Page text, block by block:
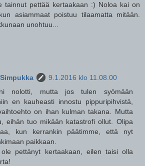
tainnut pettää kertaakaan :) Noloa kai on
asiammaat poistuu tilaamatta mitään.
unohtuu...
9.1.2016 klo 11.08.00
nolotti, mutta jos tulen syömään
en kauheasti innostu pippuripihvistä,
on ihan kulman takana. Mutta
eihän tuo mikään katastrofi ollut. Olipa
kun kerrankin päätimme, että nyt
paikkaan.
pettänyt kertaakaan, eilen taisi olla